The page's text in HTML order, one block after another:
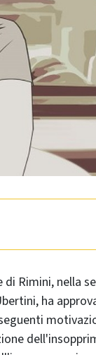
di Rimini, nella
ha